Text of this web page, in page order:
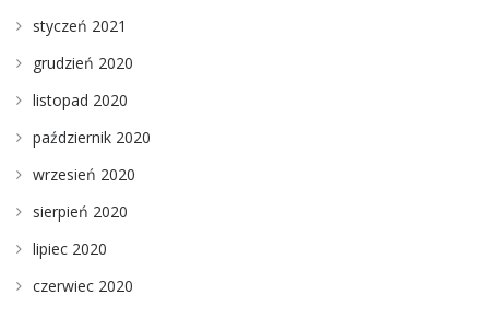
styczeń 2021
grudzień 2020
listopad 2020
październik 2020
wrzesień 2020
sierpień 2020
lipiec 2020
czerwiec 2020